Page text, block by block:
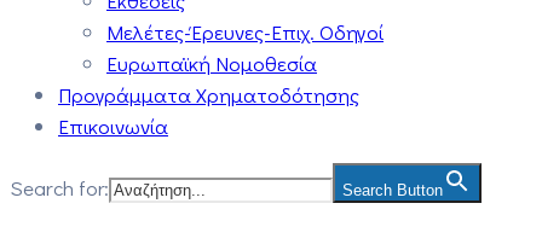
Μελέτες-Έρευνες-Επιχ. Οδηγοί
Ευρωπαϊκή Νομοθεσία
Προγράμματα Χρηματοδότησης
Επικοινωνία
Search for: Search Button